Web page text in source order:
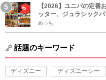
【2026】ユニバの定番
ッター、ジュラシック
めっち
話題のキーワード
ディズニー ディズニーシー